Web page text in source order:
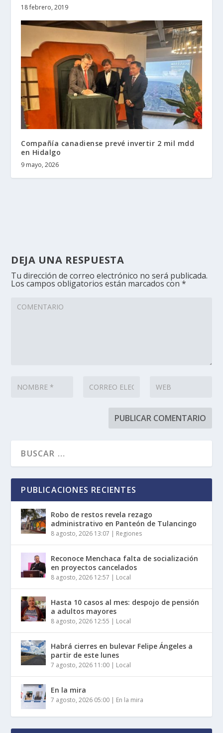
18 febrero, 2019
Compañía canadiense prevé invertir 2 mil mdd
en Hidalgo
9 mayo, 2026
DEJA UNA RESPUESTA
Tu dirección de correo electrónico no será publicada.
Los campos obligatorios están marcados con*
PUBLICACIONES RECIENTES
Robo de restos revela rezago
administrativo en Panteón de Tulancingo
8 agosto, 2026 13:07 | Regiones
Reconoce Menchaca falta de socialización
en proyectos cancelados
8 agosto, 2026 12:57 | Local
Hasta 10 casos al mes: despojo de pensión
a adultos mayores
8 agosto, 2026 12:55 | Local
Habrá cierres en bulevar Felipe Ángeles a
partir de este lunes
7 agosto, 2026 11:00 | Local
En la mira
7 agosto, 2026 05:00 | En la mira